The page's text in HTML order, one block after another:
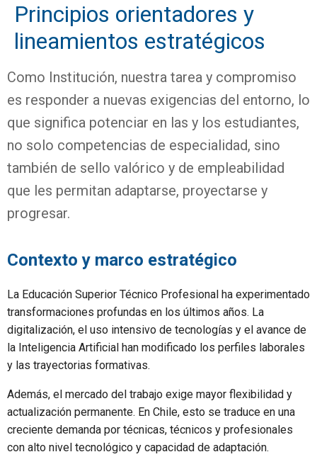
Principios orientadores y
lineamientos estratégicos
Como Institución, nuestra tarea y compromiso
es responder a nuevas exigencias del entorno, lo
que significa potenciar en las y los estudiantes,
no solo competencias de especialidad, sino
también de sello valórico y de empleabilidad
que les permitan adaptarse, proyectarse y
progresar.
Contexto y marco estratégico
La Educación Superior Técnico Profesional ha experimentado
transformaciones profundas en los últimos años. La
digitalización, el uso intensivo de tecnologías y el avance de
la Inteligencia Artificial han modificado los perfiles laborales
y las trayectorias formativas.
Además, el mercado del trabajo exige mayor flexibilidad y
actualización permanente. En Chile, esto se traduce en una
creciente demanda por técnicas, técnicos y profesionales
con alto nivel tecnológico y capacidad de adaptación.